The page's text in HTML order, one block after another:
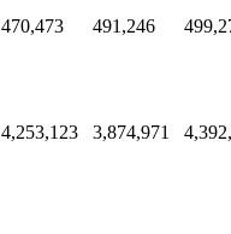
470,473 491,246
4,253,123 3,874,971